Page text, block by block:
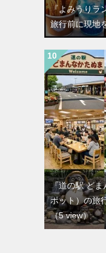
『よみうりラ
旅行前に現地
『道の駅 どま
ポット）の旅
（5 view）